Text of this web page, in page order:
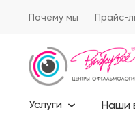
Почему мы Прайс-
Услуги Наши